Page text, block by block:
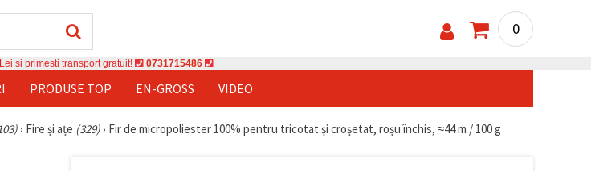
0
si primesti transport gratuit! 0731715486
PRODUSE TOP EN-GROSS VIDEO
› Fire și ațe (329)› Fir de micropoliester 100% pentru tricotat și croșetat, roșu închis, ≈44 m / 100 g